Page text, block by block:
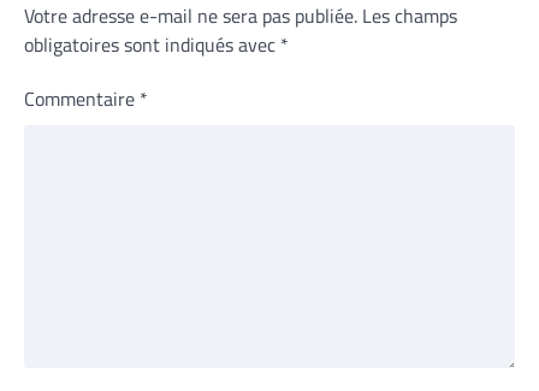
Votre adresse e-mail ne sera pas publiée. Les champs
obligatoires sont indiqués avec *
Commentaire *